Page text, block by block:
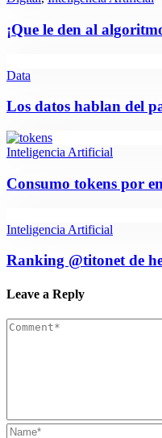
¡Que le den al
Data
Los datos hablan del
Inteligencia Artificial
Consumo tokens por
Inteligencia Artificial
Ranking @titonet de
Leave a Reply